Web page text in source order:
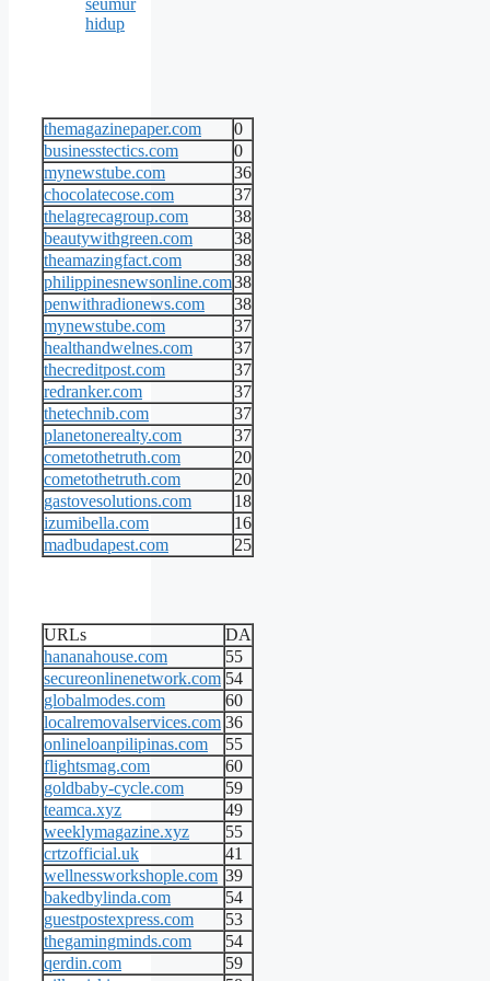
hidup
themagazinepaper.com
0
businesstectics.com
0
mynewstube.com
36
chocolatecose.com
37
thelagrecagroup.com
38
beautywithgreen.com
38
theamazingfact.com
38
philippinesnewsonline.com38
penwithradionews.com
38
mynewstube.com
37
healthandwelnes.com
37
thecreditpost.com
37
redranker.com
37
thetechnib.com
37
planetonerealty.com
37
cometothetruth.com
20
cometothetruth.com
20
gastovesolutions.com
18
izumibella.com
16
madbudapest.com
25
URLs
DA
hananahouse.com
55
secureonlinenetwork.com 54
globalmodes.com
60
localremovalservices.com 36
onlineloanpilipinas.com
55
flightsmag.com
60
goldbaby-cycle.com
59
teamca.xyz
49
weeklymagazine.xyz
55
crtzofficial.uk
41
wellnessworkshople.com 39
bakedbylinda.com
54
guestpostexpress.com
53
thegamingminds.com
54
qerdin.com
59